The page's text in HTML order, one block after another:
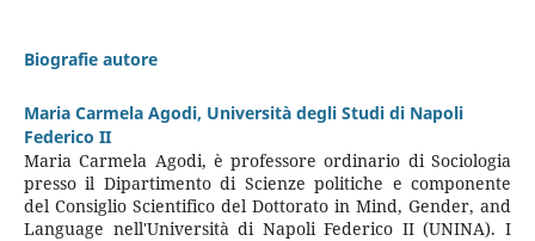
Biografie autore
Maria Carmela Agodi, Università degli Studi di Napoli
Federico II
Maria Carmela Agodi, è professore ordinario di Sociologia
presso il Dipartimento di Scienze politiche e componente
del Consiglio Scientifico del Dottorato in Mind, Gender, and
Language nell'Università di Napoli Federico II (UNINA). I